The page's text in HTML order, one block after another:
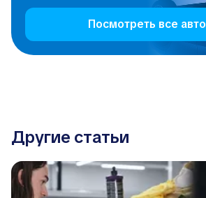
Посмотреть все авто
Другие статьи